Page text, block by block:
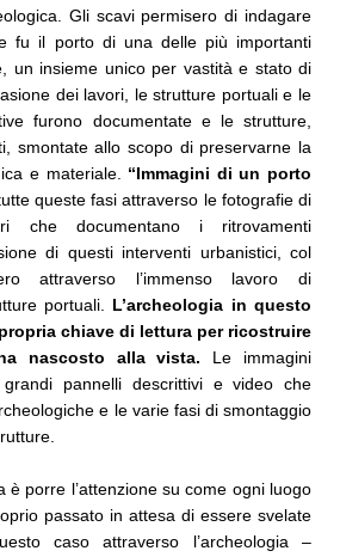
Gli scavi permisero di indagare
fu il porto di una delle più importanti
un insieme unico per vastità e stato di
dei lavori, le strutture portuali e le
furono documentate e le strutture,
smontate allo scopo di preservarne la
e materiale. “Immagini di un porto
queste fasi attraverso le fotografie di
che documentano i ritrovamenti
di questi interventi urbanistici, col
attraverso l’immenso lavoro di
portuali. L’archeologia in questo
chiave di lettura per ricostruire
nascosto alla vista. Le immagini
pannelli descrittivi e video che
e le varie fasi di smontaggio
è porre l’attenzione su come ogni luogo
passato in attesa di essere svelate
caso attraverso l’archeologia –